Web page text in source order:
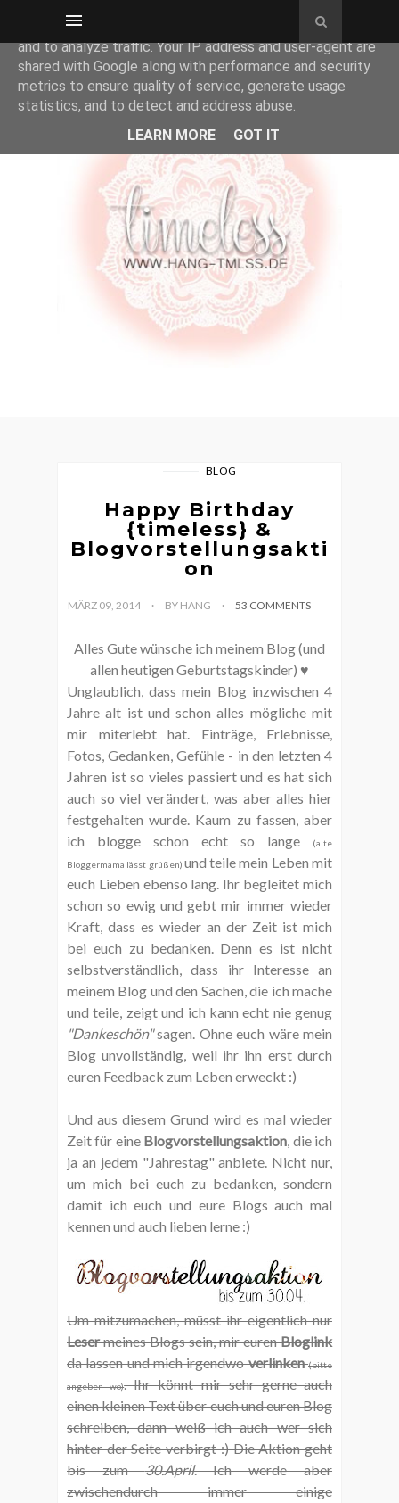
BLOG
Happy Birthday
{timeless} &
Blogvorstellungsakti
on
MÄRZ 09, 2014 BY HANG 53 COMMENTS
Alles Gute wünsche ich meinem Blog (und
allen heutigen Geburtstagskinder) ♥
Unglaublich, dass mein Blog inzwischen 4
Jahre alt ist und schon alles mögliche mit
mir miterlebt hat. Einträge, Erlebnisse,
Fotos, Gedanken, Gefühle - in den letzten 4
Jahren ist so vieles passiert und es hat sich
auch so viel verändert, was aber alles hier
festgehalten wurde. Kaum zu fassen, aber
ich blogge schon echt so lange
(alte
Bloggermama lässt grüßen) und teile mein Leben mit
euch Lieben ebenso lang. Ihr begleitet mich
schon so ewig und gebt mir immer wieder
Kraft, dass es wieder an der Zeit ist mich
bei euch zu bedanken. Denn es ist nicht
selbstverständlich, dass ihr Interesse an
meinem Blog und den Sachen, die ich mache
und teile, zeigt und ich kann echt nie genug
"Dankeschön"sagen. Ohne euch wäre mein
Blog unvollständig, weil ihr ihn erst durch
euren Feedback zum Leben erweckt :)
Und aus diesem Grund wird es mal wieder
Zeit für eine Blogvorstellungsaktion, die ich
ja an jedem "Jahrestag" anbiete. Nicht nur,
um mich bei euch zu bedanken, sondern
damit ich euch und eure Blogs auch mal
kennen und auch lieben lerne :)
Um mitzumachen, müsst ihr eigentlich nur
Lesermeines Blogs sein, mir eurenBloglink
da lassen und mich irgendwoverlinken (bitte
angeben wo). Ihr könnt mir sehr gerne auch
einen kleinen Text über euch und euren Blog
schreiben, dann weiß ich auch wer sich
hinter der Seite verbirgt :) Die Aktion geht
bis zum30.April. Ich werde aber
zwischendurch immer einige
This site uses cookies from Google to deliver its services
and to analyze traffic. Your IP address and user-agent are
shared with Google along with performance and security
metrics to ensure quality of service, generate usage
statistics, and to detect and address abuse.
LEARN MORE
GOT IT